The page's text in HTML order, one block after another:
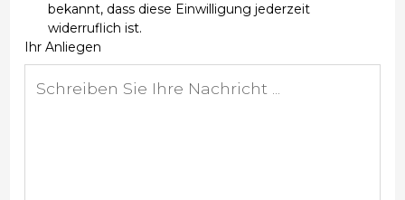
bekannt, dass diese Einwilligung jederzeit
widerruflich ist.
Ihr Anliegen